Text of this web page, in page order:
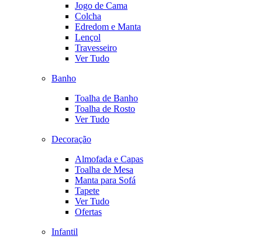
Jogo de Cama
Colcha
Edredom e Manta
Lençol
Travesseiro
Ver Tudo
Banho
Toalha de Banho
Toalha de Rosto
Ver Tudo
Decoração
Almofada e Capas
Toalha de Mesa
Manta para Sofá
Tapete
Ver Tudo
Ofertas
Infantil